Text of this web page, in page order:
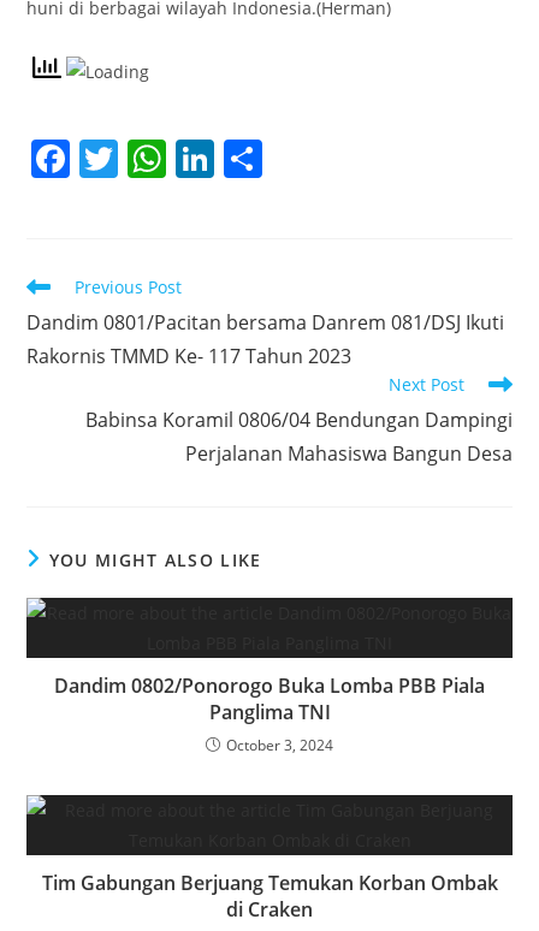
huni di berbagai wilayah Indonesia.(Herman)
F
e
b
o
k
T
er
W
s
A
p
Li
dI
n
Read
articles
Previous Post
Dandim 0801/Pacitan bersama Danrem 081/DSJ Ikuti
Rakornis TMMD Ke- 117 Tahun 2023
Next Post
Babinsa Koramil 0806/04 Bendungan Dampingi
Perjalanan Mahasiswa Bangun Desa
YOU MIGHT ALSO LIKE
Dandim 0802/Ponorogo Buka Lomba PBB Piala
Panglima TNI
October 3, 2024
Tim Gabungan Berjuang Temukan Korban Ombak
di Craken